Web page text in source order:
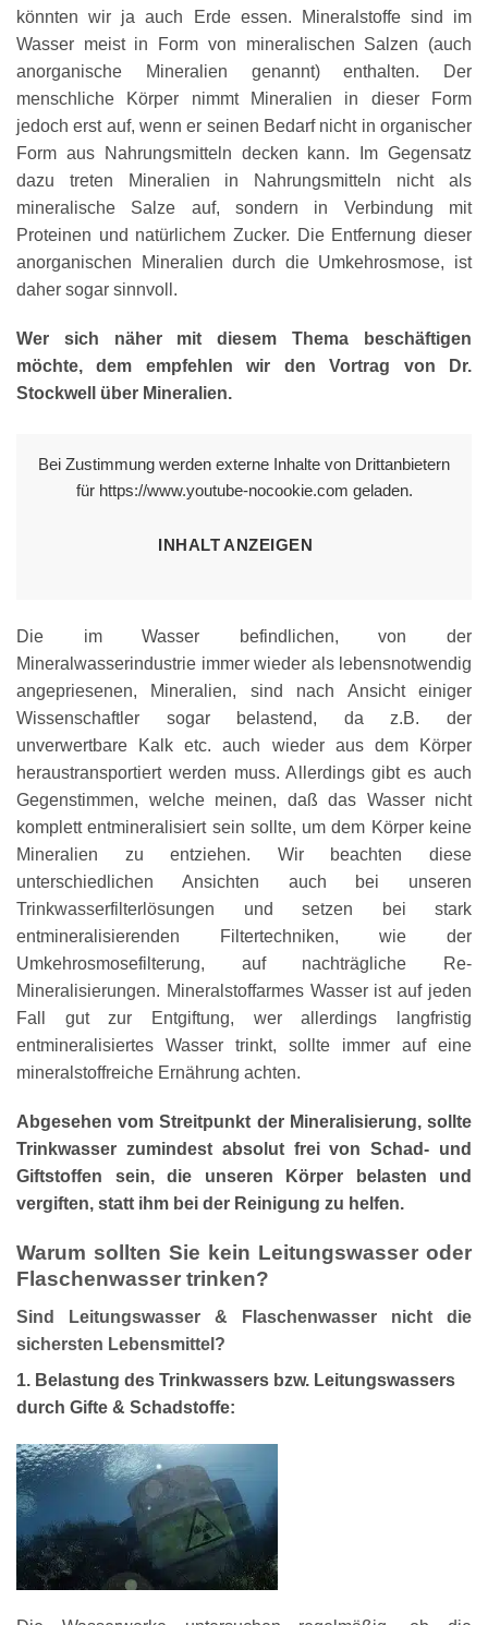
könnten wir ja auch Erde essen. Mineralstoffe sind im
Wasser meist in Form von mineralischen Salzen (auch
anorganische Mineralien genannt) enthalten. Der
menschliche Körper nimmt Mineralien in dieser Form
jedoch erst auf, wenn er seinen Bedarf nicht in organischer
Form aus Nahrungsmitteln decken kann. Im Gegensatz
dazu treten Mineralien in Nahrungsmitteln nicht als
mineralische Salze auf, sondern in Verbindung mit
Proteinen und natürlichem Zucker. Die Entfernung dieser
anorganischen Mineralien durch die Umkehrosmose, ist
daher sogar sinnvoll.
Wer sich näher mit diesem Thema beschäftigen
möchte, dem empfehlen wir den Vortrag von Dr.
Stockwell über Mineralien.
Bei Zustimmung werden externe Inhalte von Drittanbietern
für https://www.youtube-nocookie.com geladen.
INHALT ANZEIGEN
Die im Wasser befindlichen, von der
Mineralwasserindustrie immer wieder als lebensnotwendig
angepriesenen, Mineralien, sind nach Ansicht einiger
Wissenschaftler sogar belastend, da z.B. der
unverwertbare Kalk etc. auch wieder aus dem Körper
heraustransportiert werden muss. Allerdings gibt es auch
Gegenstimmen, welche meinen, daß das Wasser nicht
komplett entmineralisiert sein sollte, um dem Körper keine
Mineralien zu entziehen. Wir beachten diese
unterschiedlichen Ansichten auch bei unseren
Trinkwasserfilterlösungen und setzen bei stark
entmineralisierenden Filtertechniken, wie der
Umkehrosmosefilterung, auf nachträgliche Re-
Mineralisierungen. Mineralstoffarmes Wasser ist auf jeden
Fall gut zur Entgiftung, wer allerdings langfristig
entmineralisiertes Wasser trinkt, sollte immer auf eine
mineralstoffreiche Ernährung achten.
Abgesehen vom Streitpunkt der Mineralisierung, sollte
Trinkwasser zumindest absolut frei von Schad- und
Giftstoffen sein, die unseren Körper belasten und
vergiften, statt ihm bei der Reinigung zu helfen.
Warum sollten Sie kein Leitungswasser oder
Flaschenwasser trinken?
Sind Leitungswasser & Flaschenwasser nicht die
sichersten Lebensmittel?
1. Belastung des Trinkwassers bzw. Leitungswassers
durch Gifte & Schadstoffe: